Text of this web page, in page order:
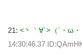
21: <丶｀∀´>（´・ω
14:30:46.37